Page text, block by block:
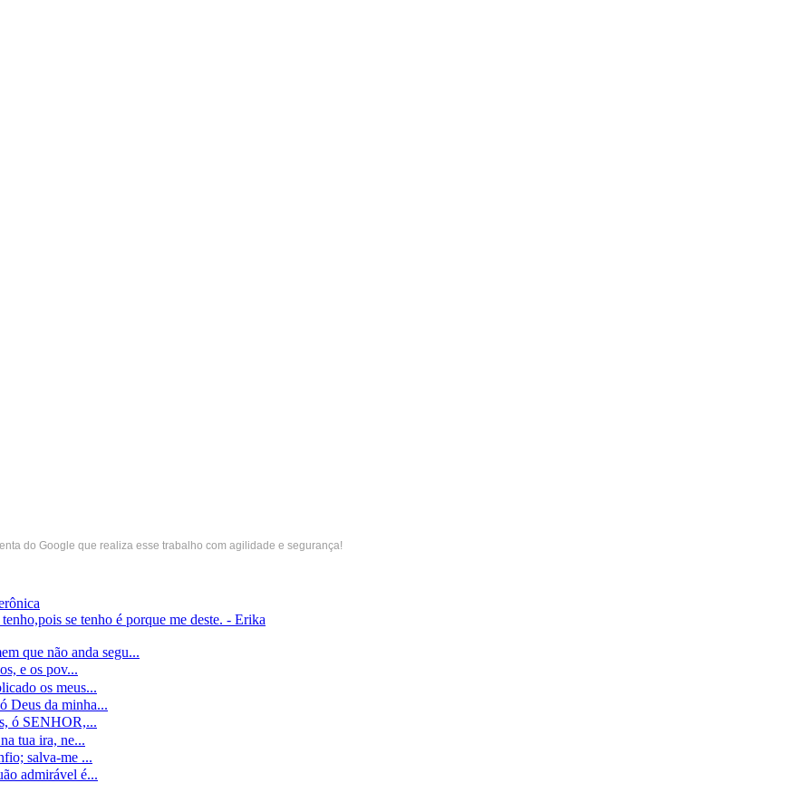
do Google que realiza esse trabalho com agilidade e segurança!
se tenho é porque me deste. - Erika
que não anda segu...
e os pov...
os meus...
Deus da minha...
ó SENHOR,...
tua ira, ne...
salva-me ...
admirável é...